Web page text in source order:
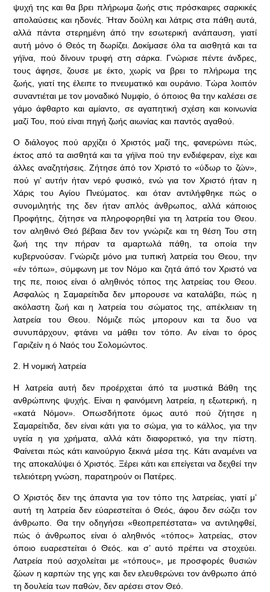
ψυχή της και θα βρει πλήρωμα ζωής στις πρόσκαιρες σαρκικές
απολαύσεις και ηδονές. Ήταν δούλη και λάτρις στα πάθη αυτά,
αλλά πάντα στερημένη άπό την εσωτερική ανάπαυση, γιατί
αυτή μόνο ό Θεός τη δωρίζει. Δοκίμασε όλα τα αισθητά και τα
γήϊνα, πού δίνουν τρυφή στη σάρκα. Γνώρισε πέντε άνδρες,
τους άφησε, ζουσε με έκτο, χωρίς να βρει το πλήρωμα της
ζωής, γιατί της έλειπε το πνευματικό και ουράνιο. Τώρα λοιπόν
συναντιέται με τον μοναδικό Νυμφίο, ό όποιος θα την καλέσει σε
γάμο άφθαρτο και αμίαντο, σε αγαπητική σχέση και κοινωνία
μαζί Του, πού είναι πηγή ζωής αιωνίας και παντός αγαθού.
Ο διάλογος πού αρχίζει ό Χριστός μαζί της, φανερώνει πώς,
έκτος από τα αισθητά και τα γήϊνα πού την ενδιέφεραν, είχε και
άλλες αναζητήσεις. Ζήτησε άπό τον Χριστό το «ύδωρ το ζών»,
πού γι’ αυτήν ήταν νερό φυσικό, ενώ για τον Χριστό ήταν η
Χάρις του Αγίου Πνεύματος. και όταν αντιλήφθηκε πώς ο
συνομιλητής της δεν ήταν απλός άνθρωπος, αλλά κάποιος
Προφήτης, ζήτησε να πληροφορηθεί για τη λατρεία του Θεου.
τον αληθινό Θεό βέβαια δεν τον γνώριζε και τη θέση Του στη
ζωή της την πήραν τα αμαρτωλά πάθη, τα οποία την
κυβερνούσαν. Γνώριζε μόνο μια τυπική λατρεία του Θεου, την
«έν τόπω», σύμφωνη με τον Νόμο και ζητά άπό τον Χριστό να
της πε, ποιος είναι ό αληθινός τόπος της λατρείας του Θεου.
Ασφαλώς η Σαμαρείτιδα δεν μπορουσε να καταλάβει, πώς η
ακόλαστη ζωή και η λατρεία του σώματος της, απέκλειαν τη
λατρεία του Θεου. Νόμιζε πώς μπορουν και τα δυο να
συνυπάρχουν, φτάνει να μάθει τον τόπο. Αν είναι το όρος
Γαριζείν η ό Ναός του Σολομώντος.
2. Η νομική λατρεία
Η λατρεία αυτή δεν προέρχεται άπό τα μυστικά Βάθη της
ανθρώπινης ψυχής. Είναι η φαινόμενη λατρεία, η εξωτερική, η
«κατά Νόμον». Οπωσδήποτε όμως αυτό πού ζήτησε η
Σαμαρείτιδα, δεν είναι κάτι για το σώμα, για το κάλλος, για την
υγεία η για χρήματα, αλλά κάτι διαφορετικό, για την πίστη.
Φαίνεται πώς κάτι καινούργιο ξεκινά μέσα της. Κάτι αναμένει να
της αποκαλύψει ό Χριστός. Ξέρει κάτι και επείγεται να δεχθεί την
τελειότερη γνώση, παρατηρούν οι Πατέρες.
Ο Χριστός δεν της άπαντα για τον τόπο της λατρείας, γιατί μ’
αυτή τη λατρεία δεν εύαρεστείται ό Θεός, άφου δεν σώζει τον
άνθρωπο. Θα την οδηγήσει «θεοπρεπέστατα» να αντιληφθεί,
πώς ό άνθρωπος είναι ό αληθινός «τόπος» λατρείας, στον
όποιο ευαρεστείται ό Θεός. και σ’ αυτό πρέπει να στοχεύει.
Λατρεία πού ασχολείται με «τόπους», με προσφορές θυσιών
ζώων η καρπών της γης και δεν ελευθερώνει τον άνθρωπο άπό
τη δουλεία των παθών, δεν αρέσει στον Θεό.